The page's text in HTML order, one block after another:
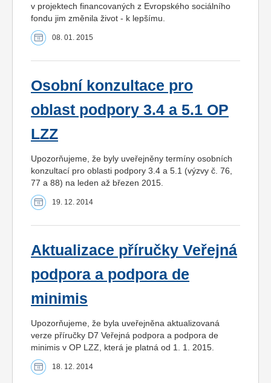
v projektech financovaných z Evropského sociálního
fondu jim změnila život - k lepšímu.
08. 01. 2015
Osobní konzultace pro
oblast podpory 3.4 a 5.1 OP
LZZ
Upozorňujeme, že byly uveřejněny termíny osobních
konzultací pro oblasti podpory 3.4 a 5.1 (výzvy č. 76,
77 a 88) na leden až březen 2015.
19. 12. 2014
Aktualizace příručky Veřejná
podpora a podpora de
minimis
Upozorňujeme, že byla uveřejněna aktualizovaná
verze příručky D7 Veřejná podpora a podpora de
minimis v OP LZZ, která je platná od 1. 1. 2015.
18. 12. 2014